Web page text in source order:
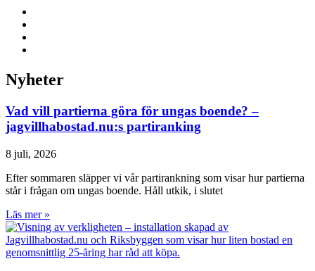
Nyheter
Vad vill partierna göra för ungas boende? –
jagvillhabostad.nu:s partiranking
8 juli, 2026
Efter sommaren släpper vi vår partirankning som visar hur partierna
står i frågan om ungas boende. Håll utkik, i slutet
Läs mer »